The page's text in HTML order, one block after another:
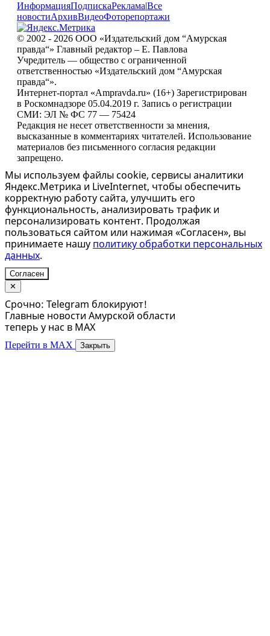
ИнформацияПодпискаРеклама|Все
новостиАрхивВидеоФоторепортажи
© 2002 - 2026 ООО «Издательский дом “Амурская
правда“» Главный редактор – Е. Павлова
Учредитель — общество с ограниченной
ответственностью «Издательский дом “Амурская
правда“».
Интернет-портал «Ampravda.ru» (16+) Зарегистрирован
в Роскомнадзоре 05.04.2019 г. Запись о регистрации
СМИ: ЭЛ № ФС 77 — 75424
Редакция не несет ответственности за мнения,
высказанные в комментариях читателей. Использование
материалов без письменного согласия редакции
запрещено.
Мы используем файлы cookie, сервисы аналитики
Яндекс.Метрика и LiveInternet, чтобы обеспечить
корректную работу сайта, улучшить его
функциональность, анализировать трафик и
персонализировать контент. Продолжая
пользоваться сайтом или нажимая «Согласен», вы
принимаете нашу политику обработки персональных
данных.
Согласен
✕
Срочно: Telegram блокируют!
Главные новости Амурской области
теперь у нас в MAX
Перейти в MAX Закрыть